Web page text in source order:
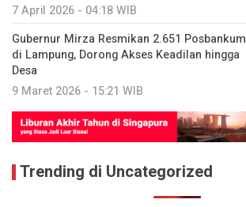
7 April 2026 - 04:18 WIB
Gubernur Mirza Resmikan 2.651 Posbankum
di Lampung, Dorong Akses Keadilan hingga
Desa
9 Maret 2026 - 15:21 WIB
Trending di Uncategorized